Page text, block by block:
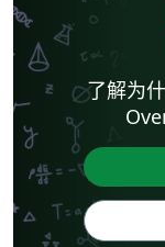
了解为